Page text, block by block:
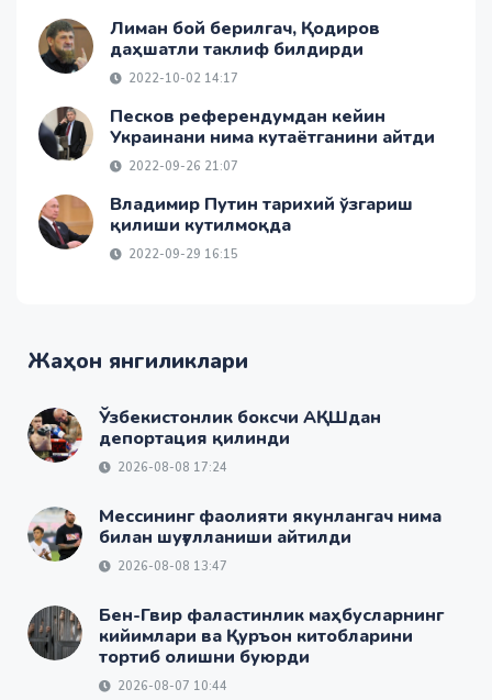
Лиман бой берилгач, Қодиров
даҳшатли таклиф билдирди
2022-10-02 14:17
Песков референдумдан кейин
Украинани нима кутаётганини айтди
2022-09-26 21:07
Владимир Путин тарихий ўзгариш
қилиши кутилмоқда
2022-09-29 16:15
Жаҳон янгиликлари
Ўзбекистонлик боксчи АҚШдан
депортация қилинди
2026-08-08 17:24
Мессининг фаолияти якунлангач нима
билан шуғулланиши айтилди
2026-08-08 13:47
Бен-Гвир фаластинлик маҳбусларнинг
кийимлари ва Қуръон китобларини
тортиб олишни буюрди
2026-08-07 10:44